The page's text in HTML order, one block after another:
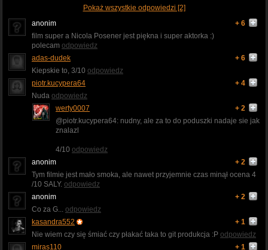
Pokaż wszystkie odpowiedzi [2]
anonim
+ 6
film super a Nicola Posener jest piękna i super aktorka :)
polecam odpowiedz
adas-dudek
+ 6
Kiepskie to, 3/10 odpowiedz
piotr.kucypera64
+ 4
Nuda odpowiedz
werty0007
+ 2
@piotr.kucypera64: nudny, ale za to do poduszki nadaje sie jak
znalazl
4/10 odpowiedz
anonim
+ 2
Tym filmie jest mało smoka, ale nawet przyjemnie czas minął ocena 4
/10 SALY. odpowiedz
anonim
+ 2
Co za G... odpowiedz
kasandra552
+ 1
Nie wiem czy się śmiać czy płakać taka to git produkcja :P odpowiedz
miras110
+ 1